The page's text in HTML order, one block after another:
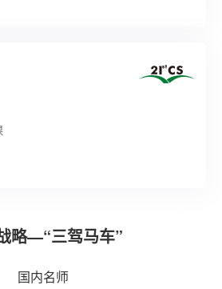
略—“三驾马车”
国内名师